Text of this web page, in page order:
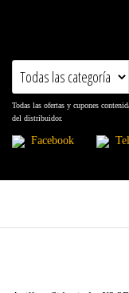
ChollosPlus.es
Todas las ofertas y cupones
del distribuidor.
Facebook